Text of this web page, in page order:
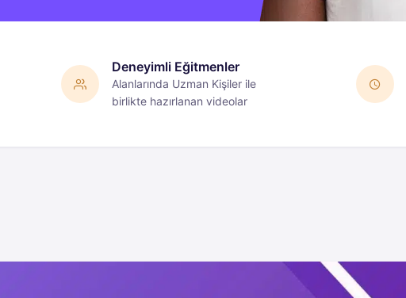
Deneyimli Eğitmenler
Alanlarında Uzman Kişiler ile
birlikte hazırlanan videolar